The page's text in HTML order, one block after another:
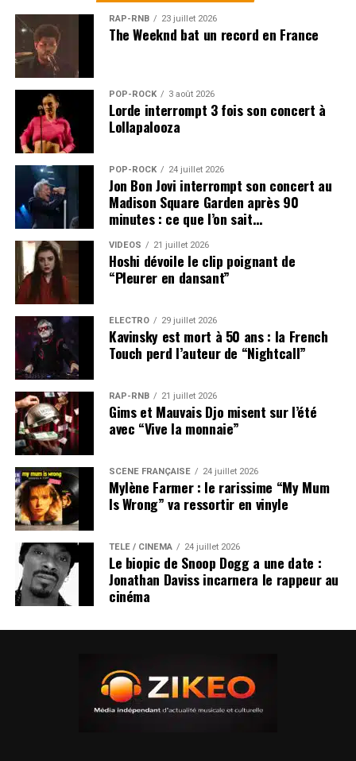
RAP-RNB 23 juillet 2026
The Weeknd bat un record en France
POP-ROCK 3 août 2026
Lorde interrompt 3 fois son concert à
Lollapalooza
POP-ROCK 24 juillet 2026
Jon Bon Jovi interrompt son concert au
Madison Square Garden après 90
minutes : ce que l’on sait…
VIDEOS 21 juillet 2026
Hoshi dévoile le clip poignant de
“Pleurer en dansant”
ÉLECTRO 29 juillet 2026
Kavinsky est mort à 50 ans : la French
Touch perd l’auteur de “Nightcall”
RAP-RNB 21 juillet 2026
Gims et Mauvais Djo misent sur l’été
avec “Vive la monnaie”
SCÈNE FRANÇAISE 24 juillet 2026
Mylène Farmer : le rarissime “My Mum
Is Wrong” va ressortir en vinyle
TÉLÉ / CINÉMA 24 juillet 2026
Le biopic de Snoop Dogg a une date :
Jonathan Daviss incarnera le rappeur au
cinéma